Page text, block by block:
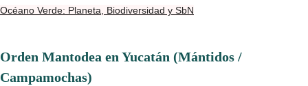
Océano Verde: Planeta, Biodiversidad y SbN
Orden Mantodea en Yucatán (Mántidos /
Campamochas)